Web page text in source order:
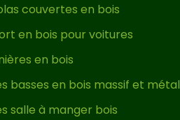
couvertes en bois
en bois pour voitures
en bois
basses en bois massif et métal
salle à manger bois